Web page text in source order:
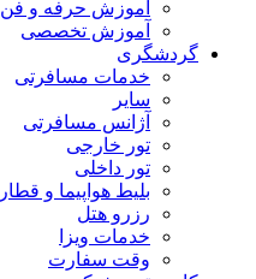
آموزش حرفه و فن
آموزش تخصصی
گردشگری
خدمات مسافرتی
سایر
آژانس مسافرتی
تور خارجی
تور داخلی
بلیط هواپیما و قطار
رزرو هتل
خدمات ویزا
وقت سفارت